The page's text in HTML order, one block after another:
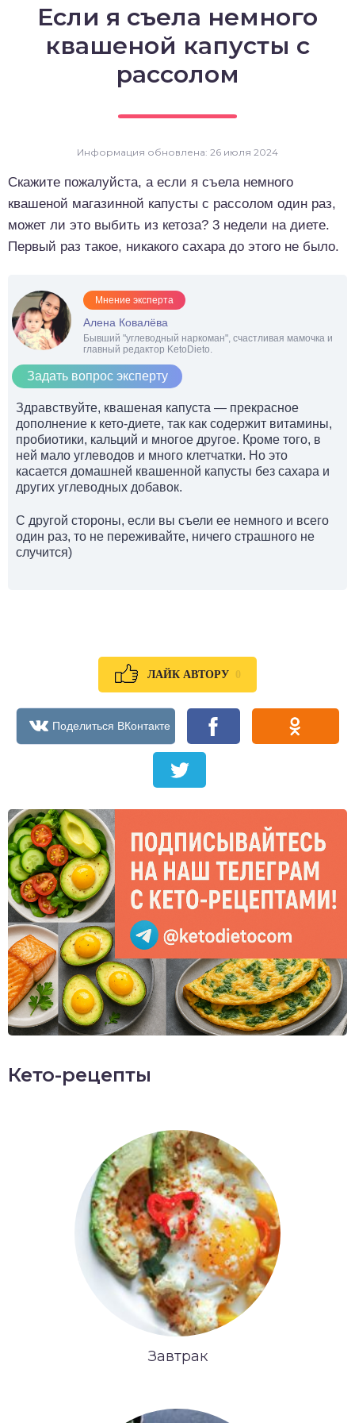
Если я съела немного
квашеной капусты с
рассолом
Информация обновлена: 26 июля 2024
Скажите пожалуйста, а если я съела немного
квашеной магазинной капусты с рассолом один раз,
может ли это выбить из кетоза? 3 недели на диете.
Первый раз такое, никакого сахара до этого не было.
Мнение эксперта
Алена Ковалёва
Бывший "углеводный наркоман", счастливая мамочка и
главный редактор KetoDieto.
Задать вопрос эксперту
Здравствуйте, квашеная капуста — прекрасное
дополнение к кето-диете, так как содержит витамины,
пробиотики, кальций и многое другое. Кроме того, в
ней мало углеводов и много клетчатки. Но это
касается домашней квашенной капусты без сахара и
других углеводных добавок.
С другой стороны, если вы съели ее немного и всего
один раз, то не переживайте, ничего страшного не
случится)
ЛАЙК АВТОРУ 0
Кето-рецепты
Завтрак
выпечка